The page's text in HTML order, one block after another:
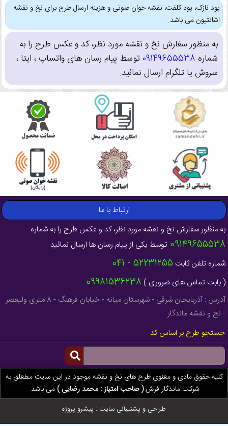
پود نازک، پود کلفت، نقشه خوان صوتی و هزینه ارسال طرح برای نخ و نقشه
اشانتیون می باشد.
به منظور سفارش نخ و نقشه مورد نظر، کد و عکس طرح را به
شماره 09149655538توسط پیام رسان های واتساپ ، ایتا ،
سروش یا تلگرام ارسال نمائید.
ارتباط با ما
به منظور سفارش نخ و نقشه مورد نظر، کد و عکس طرح را به شماره
09149655538 توسط یکی از پیام رسان ها ارسال نمائید .
شماره تلفن ثابت 52231255 - 041
( بابت تماس های ضروری ) 09981536238
آدرس : آذربایجان شرقی - شهرستان میانه - خیابان فرهنگ - 8 متری ولیعصر
- نخ و نقشه ماندگار
جستجو طرح بر اساس کد
کلیه حقوق مادی و معنوی طرح های نخ و نقشه موجود در این سایت مطعلق به
شرکت ماندگار فرش( صاحب امتیاز : محمد رضایی )می باشد.
طراحی و پشتیبانی سایت : پیشرو پروژه